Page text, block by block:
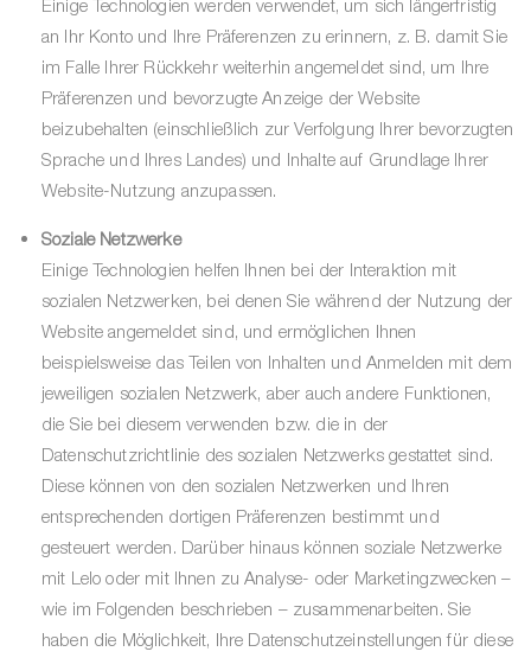
Einige Technologien werden verwendet, um sich längerfristig
an Ihr Konto und Ihre Präferenzen zu erinnern, z. B. damit Sie
im Falle Ihrer Rückkehr weiterhin angemeldet sind, um Ihre
Präferenzen und bevorzugte Anzeige der Website
beizubehalten (einschließlich zur Verfolgung Ihrer bevorzugten
Sprache und Ihres Landes) und Inhalte auf Grundlage Ihrer
Website-Nutzung anzupassen.
Soziale Netzwerke
Einige Technologien helfen Ihnen bei der Interaktion mit
sozialen Netzwerken, bei denen Sie während der Nutzung der
Website angemeldet sind, und ermöglichen Ihnen
beispielsweise das Teilen von Inhalten und Anmelden mit dem
jeweiligen sozialen Netzwerk, aber auch andere Funktionen,
die Sie bei diesem verwenden bzw. die in der
Datenschutzrichtlinie des sozialen Netzwerks gestattet sind.
Diese können von den sozialen Netzwerken und Ihren
entsprechenden dortigen Präferenzen bestimmt und
gesteuert werden. Darüber hinaus können soziale Netzwerke
mit Lelo oder mit Ihnen zu Analyse- oder Marketingzwecken –
wie im Folgenden beschrieben – zusammenarbeiten. Sie
haben die Möglichkeit, Ihre Datenschutzeinstellungen für diese